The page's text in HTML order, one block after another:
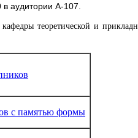
аудитории А-107.
теоретической и
с памятью формы